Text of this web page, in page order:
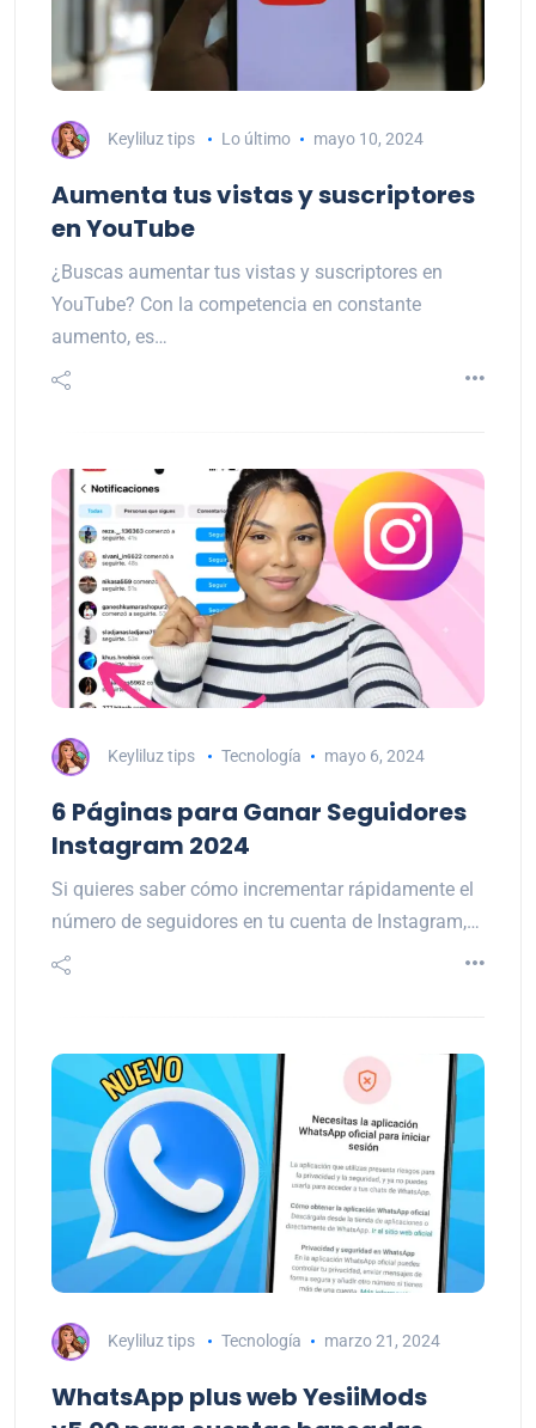
Keyliluz tips Lo último mayo 10, 2024
Aumenta tus vistas y suscriptores
en YouTube
¿Buscas aumentar tus vistas y suscriptores en
YouTube? Con la competencia en constante
aumento, es…
Keyliluz tips Tecnología mayo 6, 2024
6 Páginas para Ganar Seguidores
Instagram 2024
Si quieres saber cómo incrementar rápidamente el
número de seguidores en tu cuenta de Instagram,…
Keyliluz tips Tecnología marzo 21, 2024
WhatsApp plus web YesiiMods